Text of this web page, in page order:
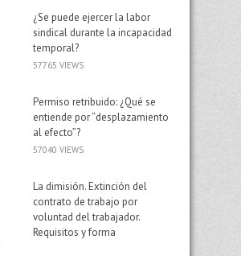
¿Se puede ejercer la labor
sindical durante la incapacidad
temporal?
57765 VIEWS
Permiso retribuido: ¿Qué se
entiende por “desplazamiento
al efecto”?
57040 VIEWS
La dimisión. Extinción del
contrato de trabajo por
voluntad del trabajador.
Requisitos y forma